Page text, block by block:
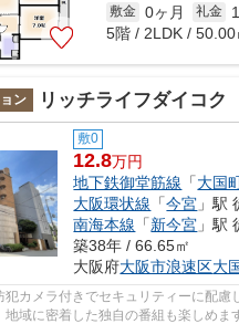
敷金 0ヶ月 礼金
5階 / 2LDK / 50.00
ン リッチライフダイコク
敷0
12.8万円
地下鉄御堂筋線 「大国
大阪環状線 「今宮 」駅
南海本線 「新今宮 」駅
築38年 / 66.65㎡
大阪府大阪市浪速区大
犯カメラ付きでセキュリティーに配慮
地域に密着した独自の番組も楽しめま